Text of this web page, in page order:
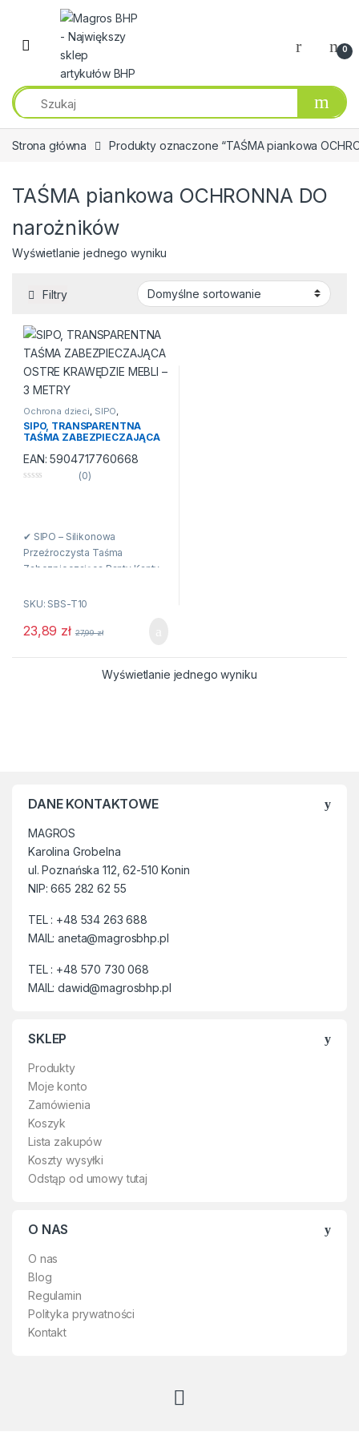
Przejdź do nawigacji
Przeskocz do treści
0
Strona główna Produkty oznaczone “TAŚMA piankowa
TAŚMA piankowa OCHRONNA DO
narożników
Wyświetlanie jednego wyniku
Filtry
Ochrona dzieci, SIPO,
Zabezpieczenia mebli
SIPO, TRANSPARENTNA
TAŚMA ZABEZPIECZAJĄCA
METRY
EAN:5904717760668
(0)
✔ SIPO – Silikonowa
Przeźroczysta Taśma
Zabezpieczająca Ranty Kanty
zabezpiecza blaty, stoły, ranty,
przedmioty
okien oraz szaf.
SKU: SBS-T10
23,89 zł 27,99zł
Wyświetlanie jednego wyniku
DANE KONTAKTOWE
MAGROS
Karolina Grobelna
ul. Poznańska 112, 62-510 Konin
NIP: 665 282 62 55
TEL : +48 534 263 688
MAIL: aneta@magrosbhp.pl
TEL : +48 570 730 068
MAIL: dawid@magrosbhp.pl
SKLEP
Produkty
Moje konto
Zamówienia
Koszyk
Lista zakupów
Koszty wysyłki
Odstąp od umowy tutaj
O NAS
O nas
Blog
Regulamin
Polityka prywatności
Kontakt